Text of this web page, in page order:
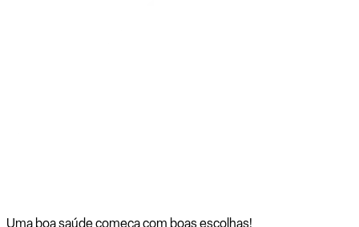
Uma boa saúde começa com boas escolhas!